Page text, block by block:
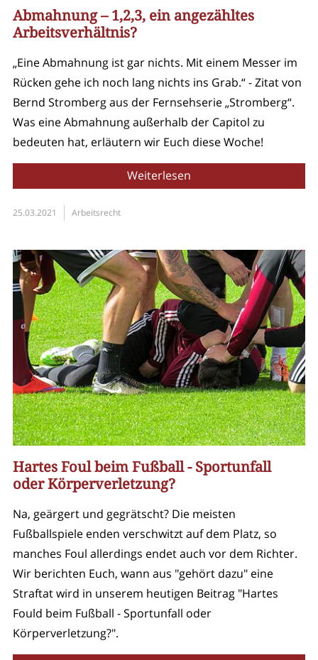
Abmahnung – 1,2,3, ein angezähltes
Arbeitsverhältnis?
„Eine Abmahnung ist gar nichts. Mit einem Messer im
Rücken gehe ich noch lang nichts ins Grab.“ - Zitat von
Bernd Stromberg aus der Fernsehserie „Stromberg“.
Was eine Abmahnung außerhalb der Capitol zu
bedeuten hat, erläutern wir Euch diese Woche!
Weiterlesen
25.03.2021 Arbeitsrecht
Hartes Foul beim Fußball - Sportunfall
oder Körperverletzung?
Na, geärgert und gegrätscht? Die meisten
Fußballspiele enden verschwitzt auf dem Platz, so
manches Foul allerdings endet auch vor dem Richter.
Wir berichten Euch, wann aus "gehört dazu" eine
Straftat wird in unserem heutigen Beitrag "Hartes
Fould beim Fußball - Sportunfall oder
Körperverletzung?".